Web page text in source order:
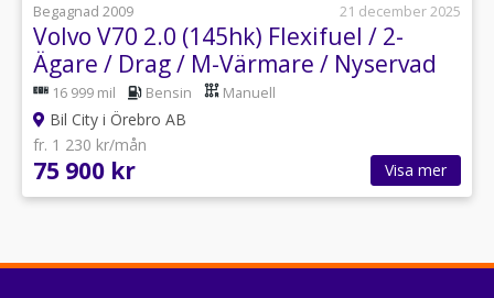
Begagnad 2009
21 december 2025
Volvo V70 2.0 (145hk) Flexifuel / 2-
Ägare / Drag / M-Värmare / Nyservad
16 999 mil Bensin Manuell
Bil City i Örebro AB
fr. 1 230 kr/mån
75 900 kr Visa mer